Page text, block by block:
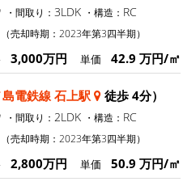
・間取り： 3LDK ・構造： RC
（売却時期：2023年第3四半期）
3,000万円 単価 42.9 万円/㎡
電鉄線 石上駅 徒歩 4分）
・間取り： 2LDK ・構造： RC
（売却時期：2023年第3四半期）
2,800万円 単価 50.9 万円/㎡